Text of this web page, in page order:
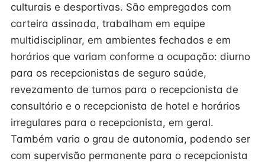
culturais e desportivas. São empregados com
carteira assinada, trabalham em equipe
multidisciplinar, em ambientes fechados e em
horários que variam conforme a ocupação: diurno
para os recepcionistas de seguro saúde,
revezamento de turnos para o recepcionista de
consultório e o recepcionista de hotel e horários
irregulares para o recepcionista, em geral.
Também varia o grau de autonomia, podendo ser
com supervisão permanente para o recepcionista